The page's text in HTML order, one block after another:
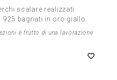
scalare realizzati
bagnati in oro giallo.
è frutto di una lavorazione